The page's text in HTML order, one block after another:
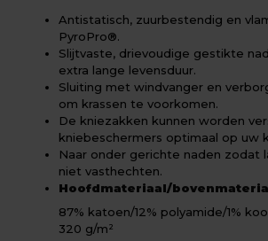
Antistatisch, zuurbestendig en
PyroPro®.
Slijtvaste, drievoudige gestikte
extra lange levensduur.
Sluiting met windvanger en
om krassen te voorkomen.
De kniezakken kunnen worden
kniebeschermers optimaal op uw
Naar onder gerichte naden zodat
niet vasthechten.
Hoofdmateriaal/
87% katoen/12% polyamide/1%
320 g/m²